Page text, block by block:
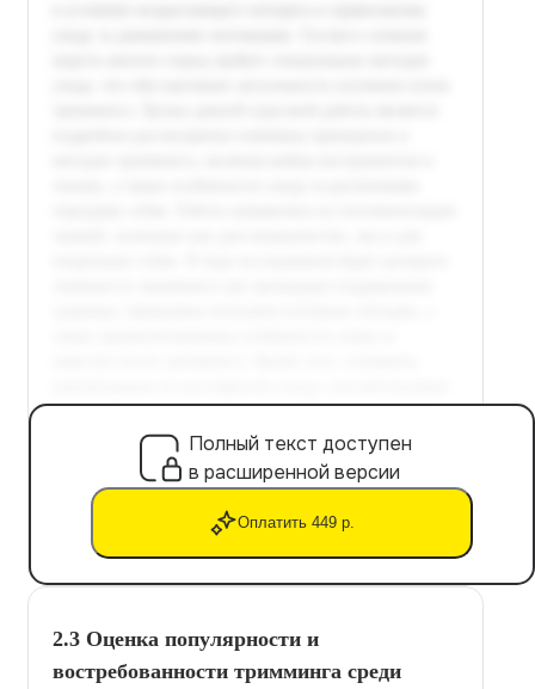
Полный текст доступен
в расширенной версии
Оплатить 449 р.
2.3 Оценка популярности и
востребованности тримминга среди